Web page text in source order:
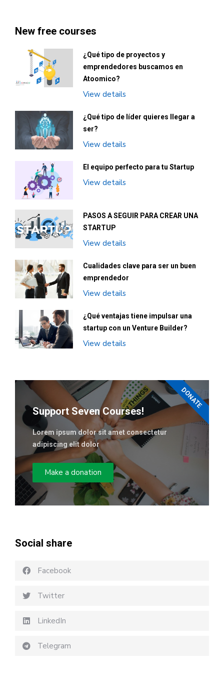
New free courses
¿Qué tipo de proyectos y
emprendedores buscamos en
Atoomico?
View details
¿Qué tipo de líder quieres llegar a
ser?
View details
El equipo perfecto para tu Startup
View details
PASOS A SEGUIR PARA CREAR UNA
STARTUP
View details
Cualidades clave para ser un buen
emprendedor
View details
¿Qué ventajas tiene impulsar una
startup con un Venture Builder?
View details
Support Seven Courses!
Lorem ipsum dolor sit amet consectetur
adipiscing elit dolor
Make a donation
DONATE
Social share
Facebook
Twitter
LinkedIn
Telegram